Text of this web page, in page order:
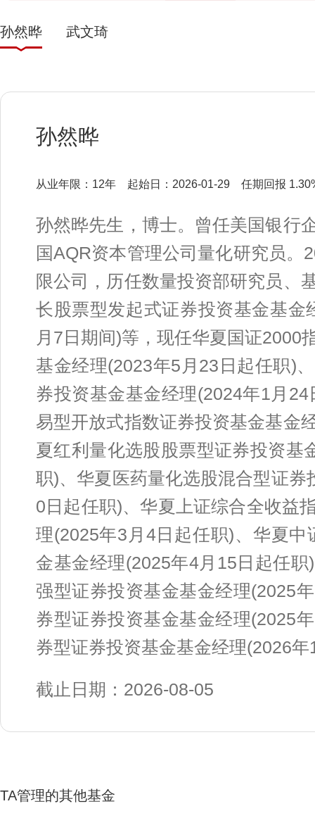
孙然晔 武文琦
孙然晔
从业年限：12年 起始日：2026-01-29 任期回报
孙然晔先生，博士。曾任美国银行
国AQR资本管理公司量化研究员。
限公司，历任数量投资部研究员、
长股票型发起式证券投资基金基
月7日期间)等，现任华夏国证2000
基金经理(2023年5月23日起任职)
券投资基金基金经理(2024年1月
易型开放式指数证券投资基金基金
夏红利量化选股股票型证券投资基
职)、华夏医药量化选股混合型证
0日起任职)、华夏上证综合全收益
理(2025年3月4日起任职)、华夏
金基金经理(2025年4月15日起任
强型证券投资基金基金经理(2025
券型证券投资基金基金经理(2025
券型证券投资基金基金经理(2026
截止日期：2026-08-05
TA管理的其他基金